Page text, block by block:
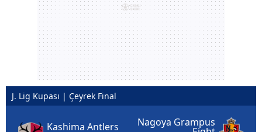
J. Lig Kupası | Çeyrek Final
Kashima Antlers
Nagoya Grampus